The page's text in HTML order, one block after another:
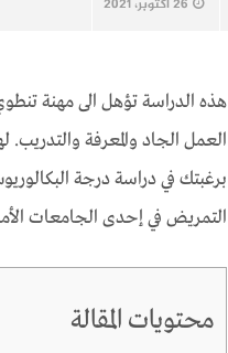
26 أكتوبر، 2021
هذه الدراسة تؤهل الى مهنة
العمل الجاد والمعرفة والتدريب.
برغبتك في دراسة درجة
التمريض في إحدى الجامعات
محتويات المقالة